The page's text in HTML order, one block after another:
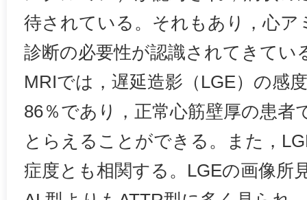
待されている。それもあり，心ア
診断の必要性が認識されてきてい
MRIでは，遅延造影（LGE）の感
86％であり，正常心筋壁厚の患者
とらえることができる。また，
症度とも相関する。LGEの画像所